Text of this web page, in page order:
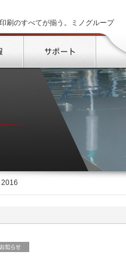
刷のすべてが揃う。ミノグループ
製品情報 サポート